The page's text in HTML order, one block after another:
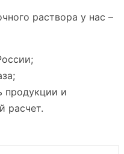
раствора у нас –
продукции и
расчет.